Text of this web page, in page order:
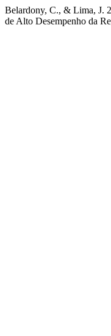
Belardony, C., & Lima, J.
de Alto Desempenho da